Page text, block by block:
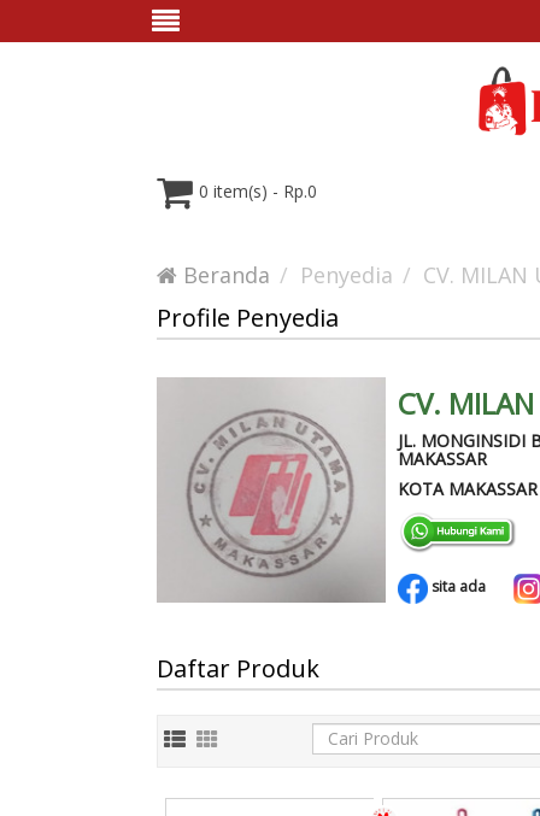
0 item(s) - Rp.0
Beranda Penyedia CV. MILAN
Profile Penyedia
CV.
JL. MONGINSIDI
MAKASSAR
KOTA MAKASSAR
sita ada
Daftar Produk